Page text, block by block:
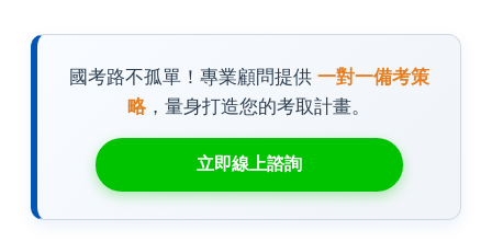
國考路不孤單！專業顧問提供 一對一備考策
略，量身打造您的考取計畫。
立即線上諮詢